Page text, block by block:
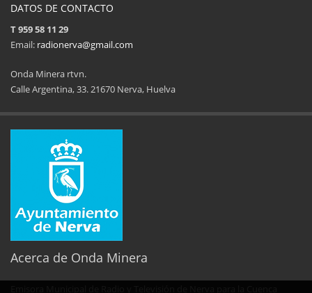
11ª Feria del Jamón 34 Memorial
DATOS DE CONTACTO
T 959 58 11 29
Email: radionerva@gmail.com
Onda Minera rtvn.
Calle Argentina, 33. 21670 Nerva, Huelva
Acerca de Onda Minera